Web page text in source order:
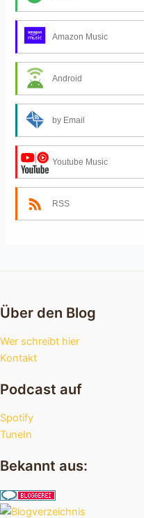
Amazon Music
Android
by Email
Youtube Music
RSS
Über den Blog
Wer schreibt hier
Kontakt
Podcast auf
Spotify
TuneIn
Bekannt aus: